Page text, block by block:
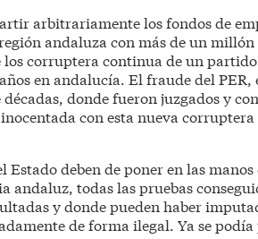
arbitrariamente los fondos de
andaluza con más de un millón
los corruptera continua de un
en andalucía. El fraude del PER,
donde fueron juzgados y
con esta nueva
Estado deben de poner en las
andaluz, todas las pruebas
y donde pueden haber
de forma ilegal. Ya se podía